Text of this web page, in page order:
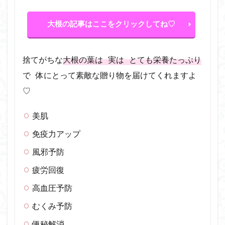
大根の記事はここをクリックしてね♡
捨てがちな大根の葉は 実は とても栄養たっぷり
で 体にとって素敵な贈り物を届けてくれますよ
♡
美肌
免疫力アップ
風邪予防
疲労回復
高血圧予防
むくみ予防